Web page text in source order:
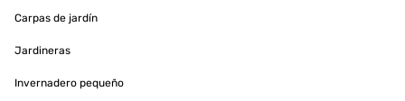
Carpas de jardín
Jardineras
Invernadero pequeño